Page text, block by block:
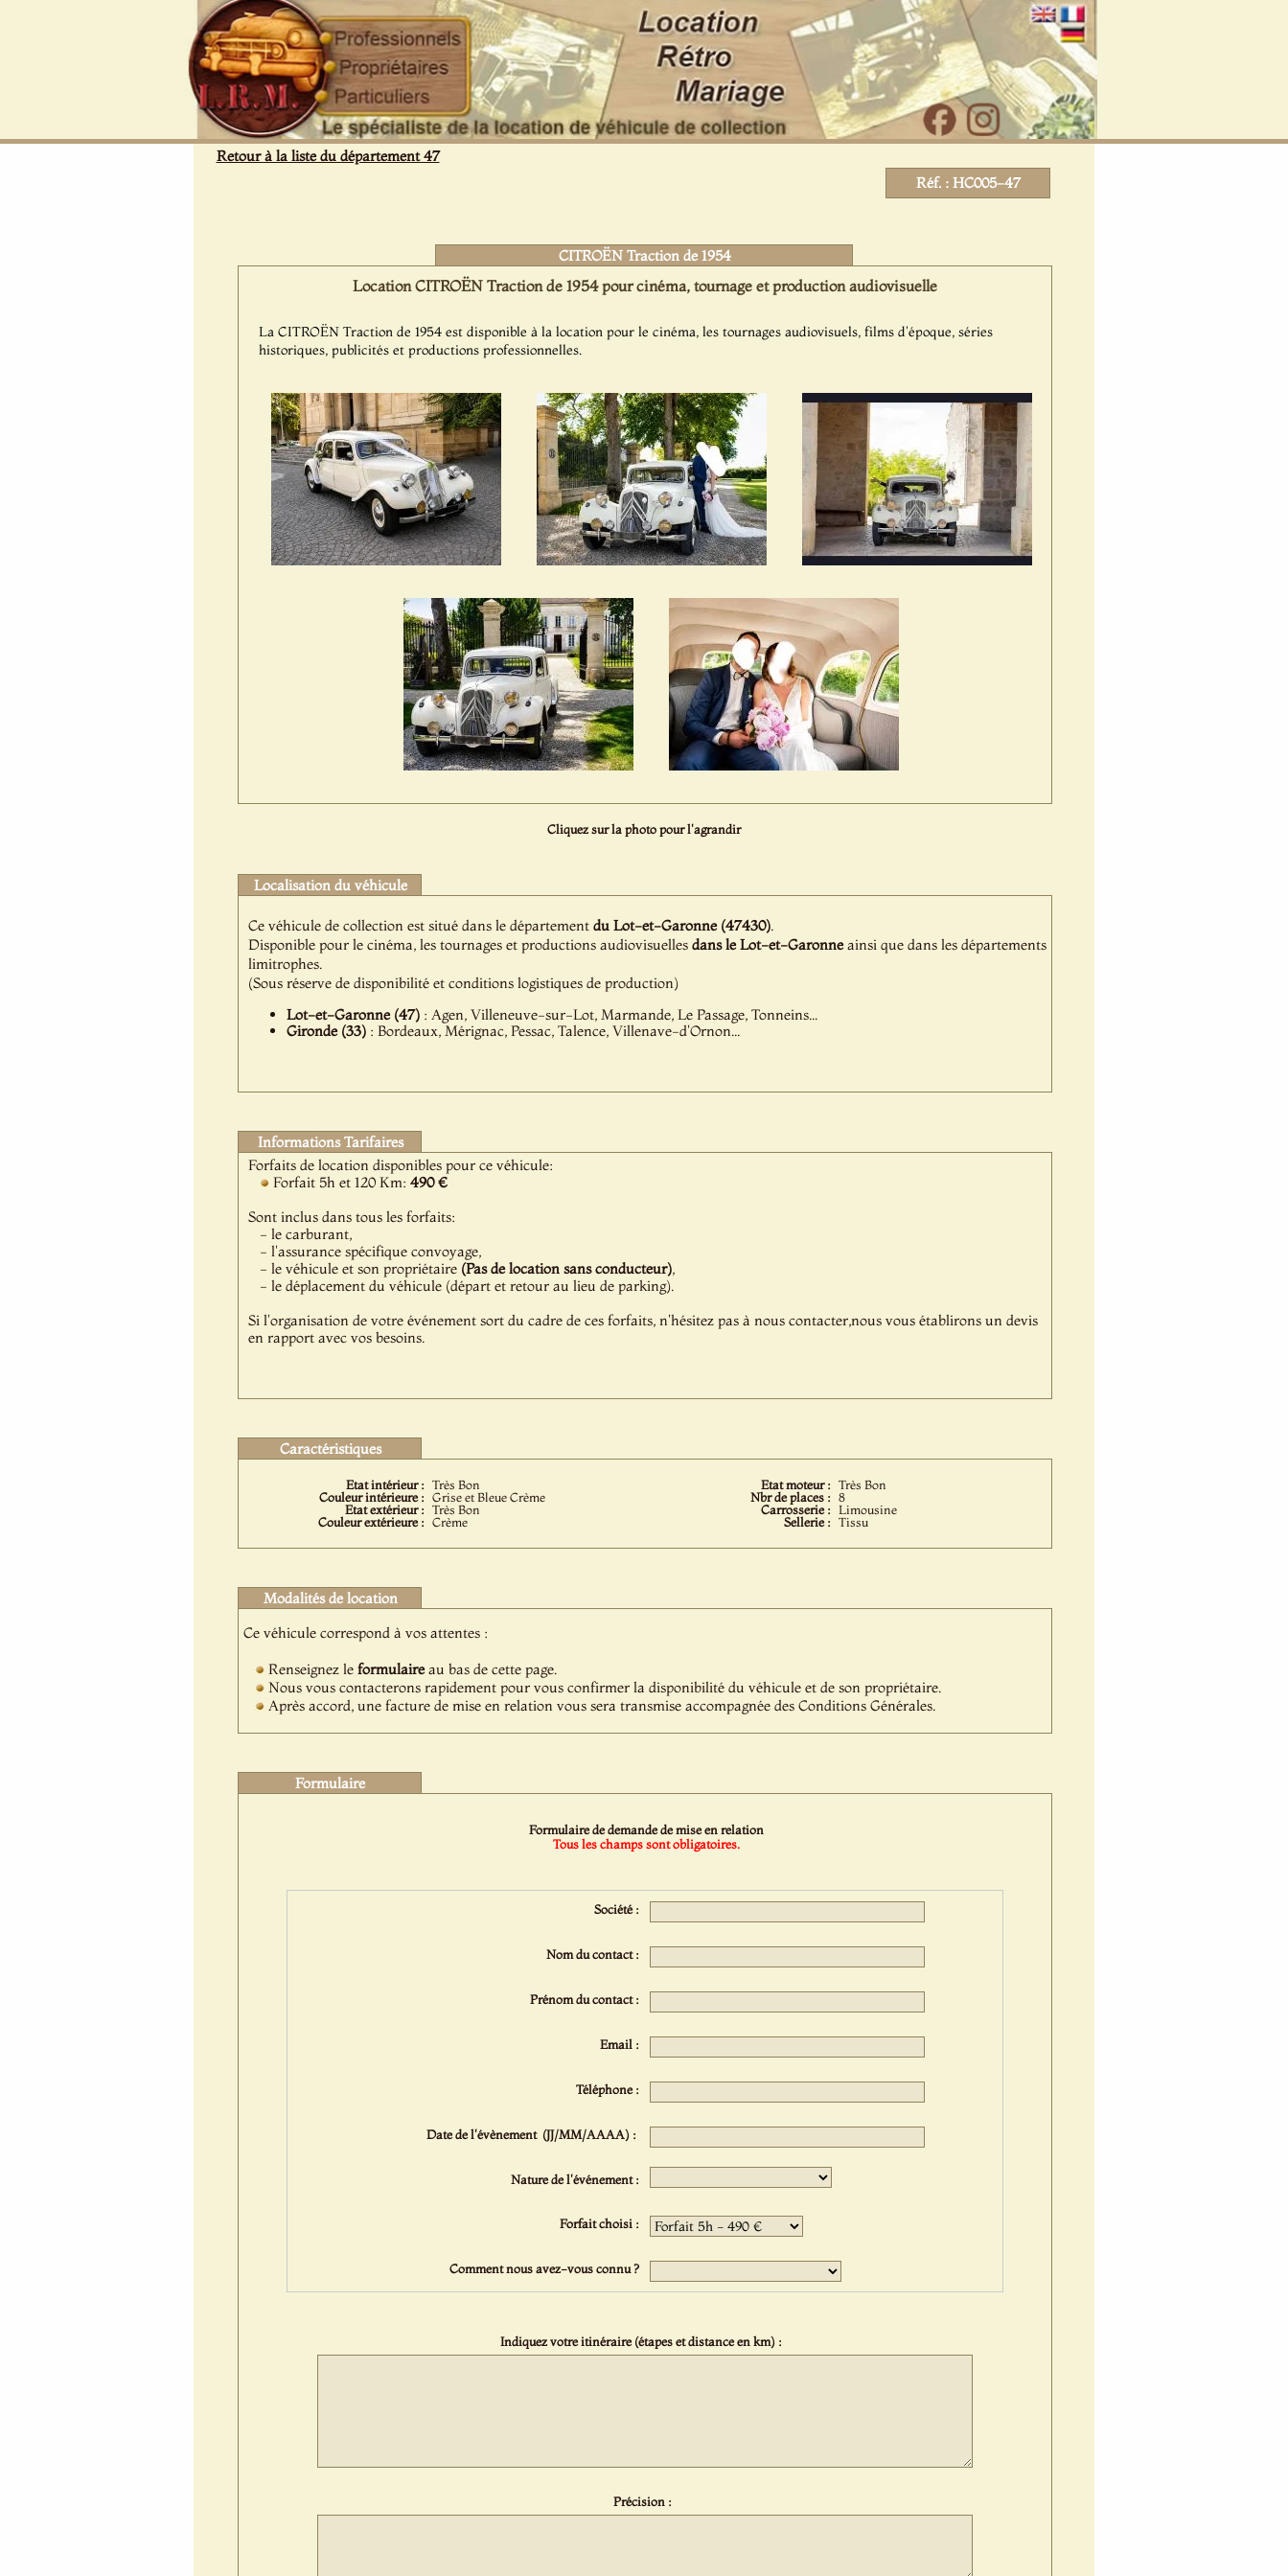
Retour à la liste du département 47
Réf. : HC005-47
CITROËN Traction de 1954
Location CITROËN Traction de 1954 pour cinéma, tournage et production audiovisuelle
La CITROËN Traction de 1954 est disponible à la location pour le cinéma, les tournages audiovisuels, films d'époque, séries
historiques, publicités et productions professionnelles.
Cliquez sur la photo pour l'agrandir
Localisation du véhicule
Ce véhicule de collection est situé dans le département du Lot-et-Garonne (47430).
Disponible pour le cinéma, les tournages et productions audiovisuelles dans le Lot-et-Garonneainsi que dans les départements
limitrophes.
(Sous réserve de disponibilité et conditions logistiques de production)
Lot-et-Garonne (47): Agen, Villeneuve-sur-Lot, Marmande, Le Passage, Tonneins...
Gironde (33): Bordeaux, Mérignac, Pessac, Talence, Villenave-d'Ornon...
Informations Tarifaires
Forfaits de location disponibles pour ce véhicule:
Forfait 5h et 120 Km: 490 €
Sont inclus dans tous les forfaits:
- le carburant,
- l'assurance spécifique convoyage,
- le véhicule et son propriétaire (Pas de location sans conducteur),
- le déplacement du véhicule (départ et retour au lieu de parking).
Si l'organisation de votre événement sort du cadre de ces forfaits, n'hésitez pas à nous contacter,nous vous établirons un devis
en rapport avec vos besoins.
Caractéristiques
Etat intérieur : Très Bon
Couleur intérieure : Grise et Bleue Crème
Etat extérieur : Très Bon
Couleur extérieure : Crème
Etat moteur : Très Bon
Nbr de places : 8
Carrosserie : Limousine
Sellerie : Tissu
Modalités de location
Ce véhicule correspond à vos attentes :
Renseignez le formulaireau bas de cette page.
Nous vous contacterons rapidement pour vous confirmer la disponibilité du véhicule et de son propriétaire.
Après accord, une facture de mise en relation vous sera transmise accompagnée des Conditions Générales.
Formulaire
Formulaire de demande de mise en relation
Tous les champs sont obligatoires.
Société :
Nom du contact :
Prénom du contact :
Email :
Téléphone :
Date de l'évènement (JJ/MM/AAAA) :
Nature de l'événement :
Forfait choisi :
Comment nous avez-vous connu ?
Indiquez votre itinéraire (étapes et distance en km) :
Précision :
Panneau de gestion des cookies